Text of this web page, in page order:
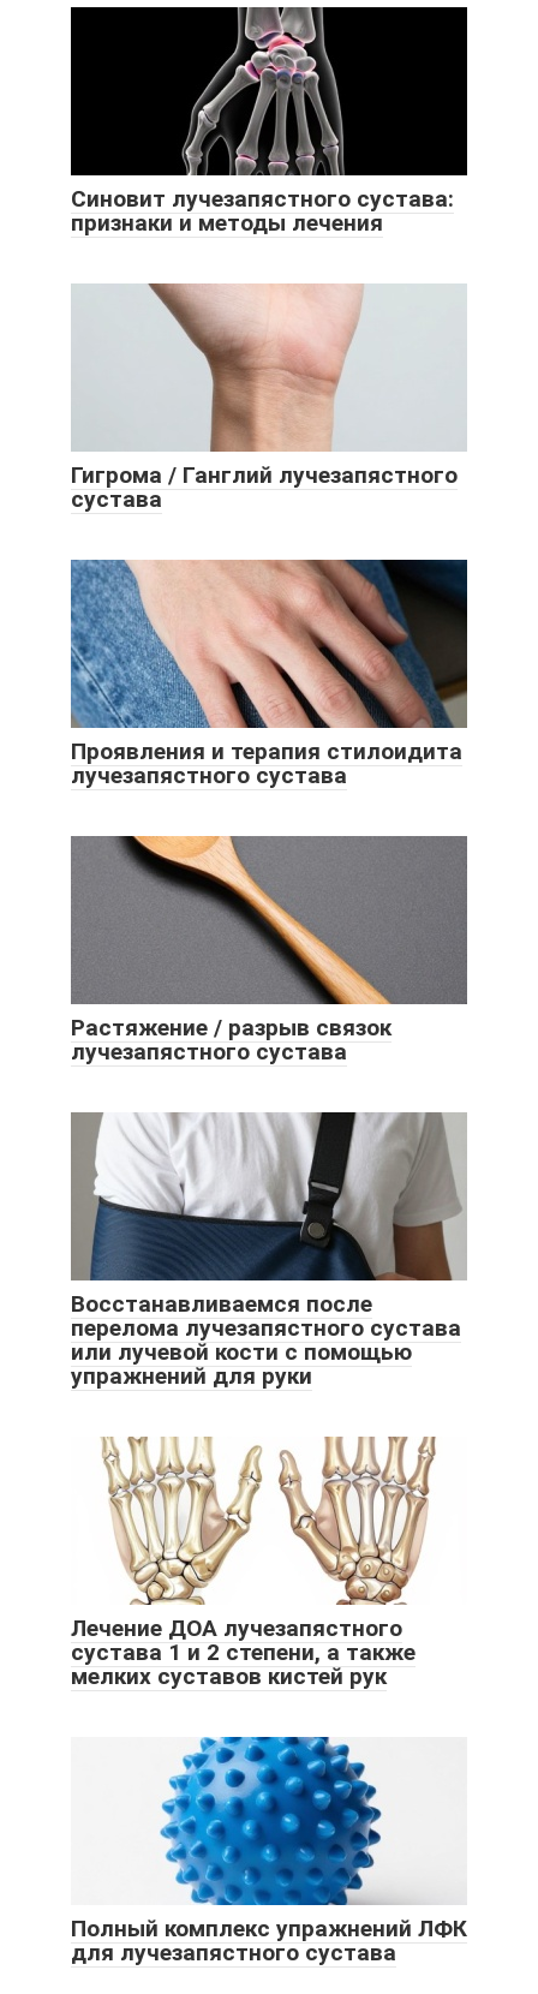
Синовит лучезапястного сустава:
признаки и методы лечения
Гигрома / Ганглий лучезапястного
сустава
Проявления и терапия стилоидита
лучезапястного сустава
Растяжение / разрыв связок
лучезапястного сустава
Восстанавливаемся после
перелома лучезапястного сустава
или лучевой кости с помощью
упражнений для руки
Лечение ДОА лучезапястного
сустава 1 и 2 степени, а также
мелких суставов кистей рук
Полный комплекс упражнений ЛФК
для лучезапястного сустава